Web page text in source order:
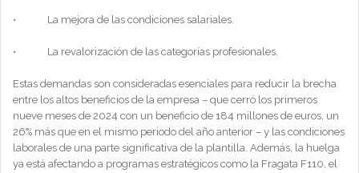
• La mejora de las condiciones salariales.
• La revalorización de las categorías profesionales.
Estas demandas son consideradas esenciales para reducir la brecha
entre los altos beneficios de la empresa – que cerró los primeros
nueve meses de 2024 con un beneficio de 184 millones de euros, un
26% más que en el mismo periodo del año anterior – y las condiciones
laborales de una parte significativa de la plantilla. Además, la huelga
ya está afectando a programas estratégicos como la Fragata F110, el